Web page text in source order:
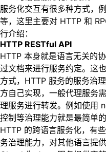
服务化交互有很多种方式，
等，这里主要对 HTTP 和
行介绍：
HTTP RESTful API
HTTP 本身就是语言无关的
过文档来进行服务约定。这
方式，HTTP 服务的服务治
方自己实现，一般代理服务
理服务进行转发。例如使用
控制等治理能力就是最简单
HTTP 的跨语言服务化，有
务治理能力，对其他语言提